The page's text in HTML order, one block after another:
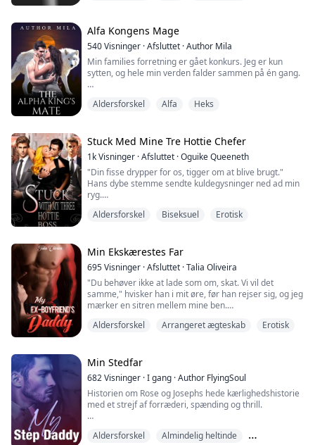
sig at give slip så let; Noah Winters. Skolens bølle og
fast besluttet på at ...
Alfa Kongens Mage
540Visninger ·Afsluttet ·Author Mila
Min families forretning er gået konkurs. Jeg er kun
sytten, og hele min verden falder sammen på én gang.
bedste veninde. Det gjorde ondt dybt, og jeg følte mig
Men ingen af dem følte nogen anger for deres
handlinger. I stedet havde de hånet mig som en faldet
arvi...
Aldersforskel Alfa Heks
Stuck Med Mine Tre Hottie Chefer
1kVisninger ·Afsluttet ·Oguike Queeneth
"Din fisse drypper for os, tigger om at blive brugt."
Hans dybe stemme sendte kuldegysninger ned ad min
ryg.
"Vil du have det, skat? Vil du have, at vi giver din lille
"J...ja, sir." Jeg hviskede
Joanna Clovers hårde arbejde gennem universitetet
bar frugt, da hun fik et jobtilbud som sekretær i sit
drømmefirma, Dangote Group of Industries. ...
Aldersforskel Biseksuel Erotisk
Min Ekskærestes Far
695Visninger ·Afsluttet ·Talia Oliveira
"Du behøver ikke at lade som om, skat. Vi vil det
samme," hvisker han i mit øre, før han rejser sig, og jeg
mærker en sitren mellem mine ben.
"Du er meget selvsikker, Kauer." Jeg følger efter ham og
kan du være sikker på, hvad jeg vil?"
"Jeg kender dig, Hana, fordi du ikke har stoppet med
at...
Aldersforskel Arrangeret ægteskab Erotisk
Min Stedfar
682Visninger ·I gang ·Author FlyingSoul
Historien om Rose og Josephs hede kærlighedshistorie
med et strejf af forræderi, spænding og thrill.
han i mit øre og gav mig gåsehud.
Aldersforskel
Almindelig heltinde